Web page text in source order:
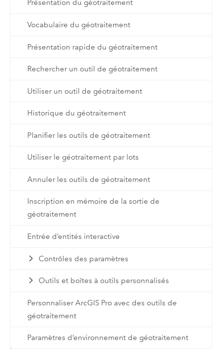
Présentation du géotraitement
Vocabulaire du géotraitement
Présentation rapide du géotraitement
Rechercher un outil de géotraitement
Utiliser un outil de géotraitement
Historique du géotraitement
Planifier les outils de géotraitement
Utiliser le géotraitement par lots
Annuler les outils de géotraitement
Inscription en mémoire de la sortie de
géotraitement
Entrée d’entités interactive
Contrôles des paramètres
Outils et boîtes à outils personnalisés
Personnaliser ArcGIS Pro avec des outils de
géotraitement
Paramètres d’environnement de géotraitement